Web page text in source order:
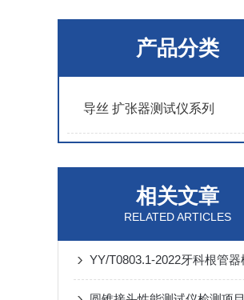
产品分类
导丝 扩张器测试仪系列
相关文章
RELATED ARTICLES